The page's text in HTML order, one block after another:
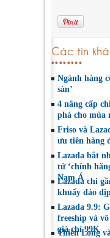
Các tin
Ngành hàng
sàn’
4 nâng cấp
phá cho mùa
Friso và
ưu tiên hàng
Lazada bắt
tử ‘chính
Nam Á
Lazada chi
khuấy đảo dịp
Lazada 9.9:
freeship và
giá chỉ 99K
Thiên Long